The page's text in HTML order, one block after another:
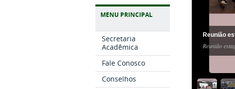
MENU PRINCIPAL
Secretaria
Acadêmica
Fale Conosco
Conselhos
Reunião
Reunião